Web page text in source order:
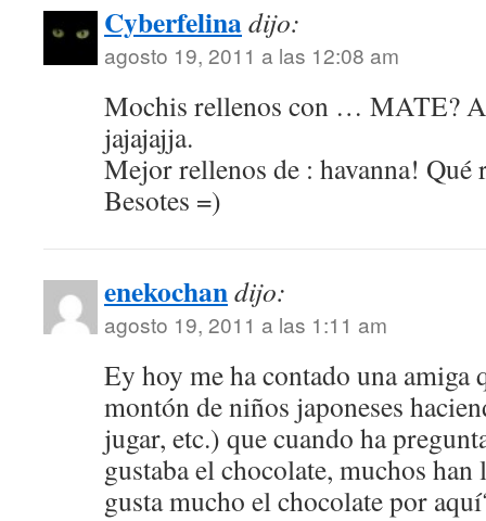
Cyberfelinadijo:
agosto 19, 2011 a las 12:08 am
Mochis rellenos con … MATE?
jajajajja.
Mejor rellenos de : havanna!
Besotes =)
enekochandijo:
agosto 19, 2011 a las 1:11 am
Ey hoy me ha contado una amiga
montón de niños japoneses
jugar, etc.) que cuando ha
gustaba el chocolate, muchos
gusta mucho el chocolate por